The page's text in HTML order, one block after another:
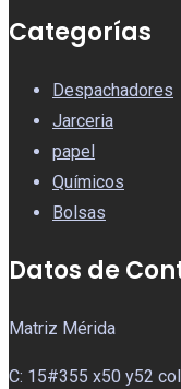
Categorías
Despachadores
Jarceria
papel
Químicos
Bolsas
Datos de
Matriz Mérida
C: 15#355 x50 y52